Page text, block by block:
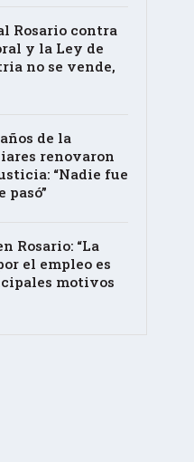
Rosario contra
y la Ley de
no se vende,
años de la
renovaron
“Nadie fue
pasó”
Rosario: “La
el empleo es
motivos